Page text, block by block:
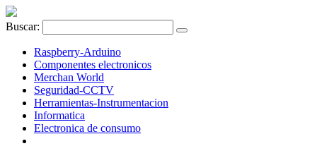
Buscar:
Raspberry-Arduino
Componentes electronicos
Merchan World
Seguridad-CCTV
Herramientas-Instrumentacion
Informatica
Electronica de consumo